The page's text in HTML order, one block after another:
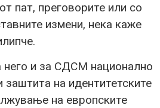
пат, преговорите или со
измени, нека каже
него и за СДСМ национално
на идентитетските
на европските